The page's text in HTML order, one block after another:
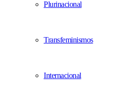
Plurinacional
Transfeminismos
Internacional